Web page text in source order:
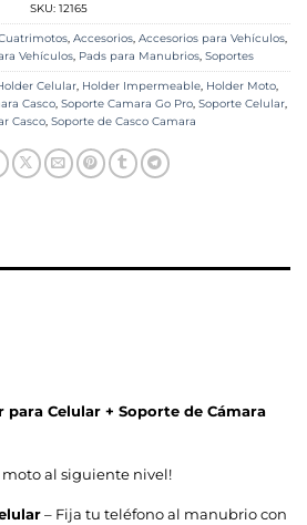
SKU: 12165
, Accesorios, Accesorios para Vehículos,
Vehículos, Pads para Manubrios, Soportes
Celular, Holder Impermeable, Holder Moto,
Casco, Soporte Camara Go Pro, Soporte Celular,
Casco, Soporte de Casco Camara
Celular + Soporte de Cámara
moto al siguiente nivel!
– Fija tu teléfono al manubrio con